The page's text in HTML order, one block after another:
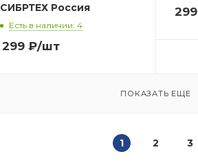
СИБРТЕХ Россия
Есть в наличии: 4
299₽/шт
299
ПОКАЗАТЬ ЕЩЕ
1 2 3